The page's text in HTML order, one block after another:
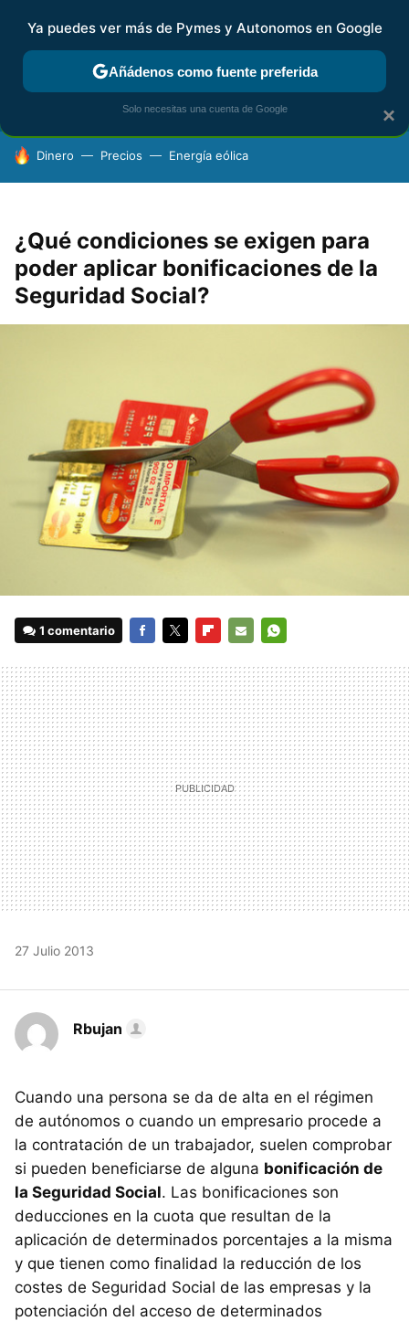
FISCALIDAD Y CONTABILIDAD KIT DIGITAL RENTA
HOY SE HABLA DE
Dinero Precios Energía eólica
¿Qué condiciones se exigen para
poder aplicar bonificaciones de la
Seguridad Social?
1 comentario
MAIL
27 Julio 2013
Rbujan
Cuando una persona se da de alta en el régimen
de autónomos o cuando un empresario procede a
la contratación de un trabajador, suelen comprobar
si pueden beneficiarse de alguna bonificación de
la Seguridad Social. Las bonificaciones son
deducciones en la cuota que resultan de la
aplicación de determinados porcentajes a la misma
y que tienen como finalidad la reducción de los
costes de Seguridad Social de las empresas y la
potenciación del acceso de determinados
×
Ya puedes ver más de Pymes y Autonomos en Google
Añádenos como fuente preferida
Solo necesitas una cuenta de Google